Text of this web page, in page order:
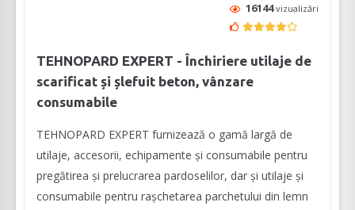
16144vizualizări
TEHNOPARD EXPERT - Închiriere utilaje de
scarificat și șlefuit beton, vânzare
consumabile
TEHNOPARD EXPERT furnizează o gamă largă de
utilaje, accesorii, echipamente și consumabile pentru
pregătirea și prelucrarea pardoselilor, dar și utilaje și
consumabile pentru rașchetarea parchetului din lemn